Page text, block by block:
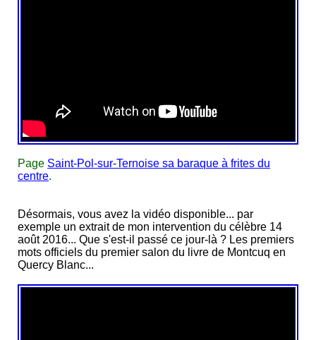
Page Saint-Pol-sur-Ternoise sa baraque à frites du
centre.
Désormais, vous avez la vidéo disponible... par
exemple un extrait de mon intervention du célèbre 14
août 2016... Que s'est-il passé ce jour-là ? Les premiers
mots officiels du premier salon du livre de Montcuq en
Quercy Blanc...